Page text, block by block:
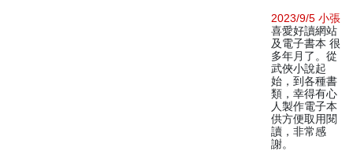
2023/9/5 小張
喜愛好讀網站
及電子書本 很
多年月了。從
武俠小說起
始，到各種書
類，幸得有心
人製作電子本
供方便取用閱
讀，非常感
謝。